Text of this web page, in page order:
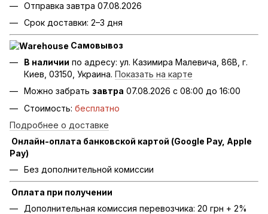
Отправка завтра 07.08.2026
Срок доставки: 2–3 дня
Самовывоз
В наличии по адресу: ул. Казимира Малевича, 86В, г.
Киев, 03150, Украина. Показать на карте
Можно забрать завтра 07.08.2026 с 08:00 до 16:00
Стоимость: бесплатно
Подробнее о доставке
Онлайн-оплата банковской картой (Google Pay, Apple
Pay)
Без дополнительной комиссии
Оплата при получении
Дополнительная комиссия перевозчика: 20 грн + 2%